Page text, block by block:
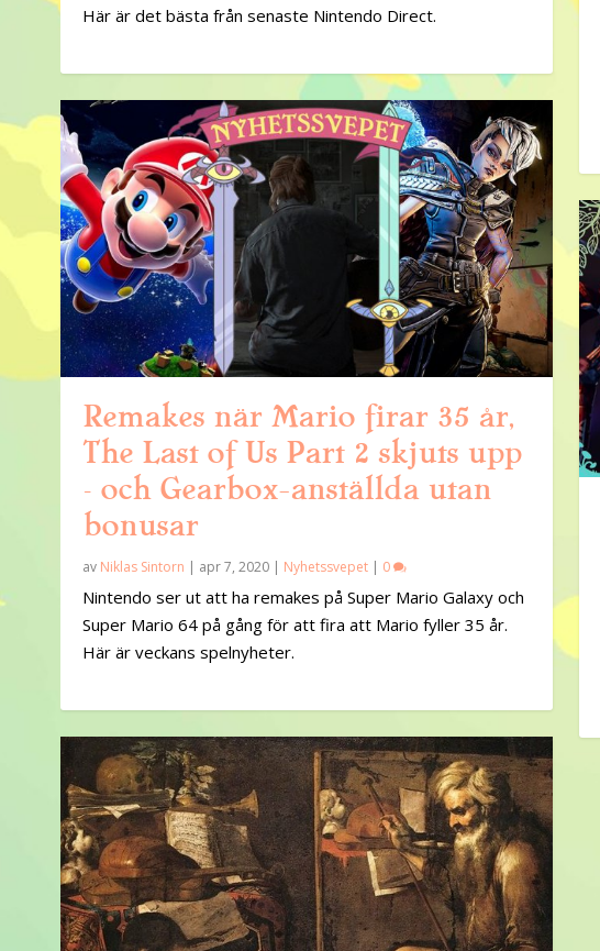
Här är det bästa från senaste Nintendo Direct.
Remakes när Mario firar 35 år,
The Last of Us Part 2 skjuts upp
– och Gearbox-anställda utan
bonusar
av Niklas Sintorn | apr 7, 2020 | Nyhetssvepet | 0
Nintendo ser ut att ha remakes på Super Mario Galaxy och
Super Mario 64 på gång för att fira att Mario fyller 35 år.
Här är veckans spelnyheter.